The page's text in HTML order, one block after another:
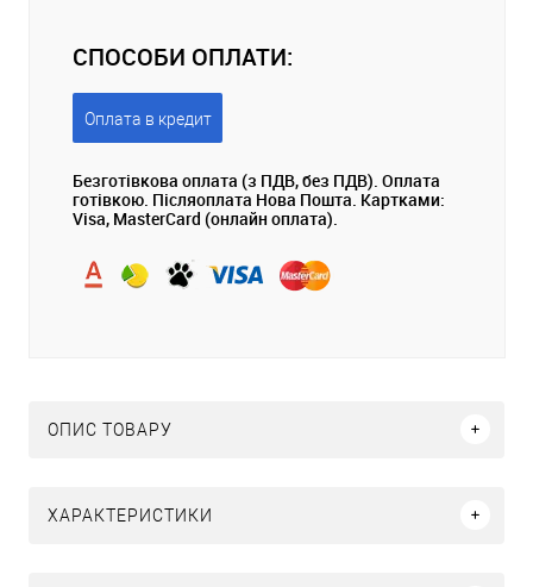
СПОСОБИ ОПЛАТИ:
Оплата в кредит
Безготівкова оплата (з ПДВ, без ПДВ). Оплата
готівкою. Післяоплата Нова Пошта. Картками:
Visa, MasterCard (онлайн оплата).
ОПИС ТОВАРУ
ХАРАКТЕРИСТИКИ